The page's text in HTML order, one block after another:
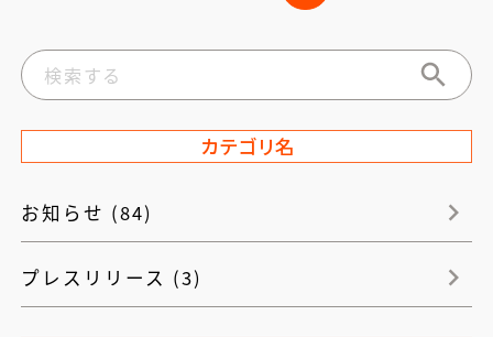
カテゴリ名
お知らせ (84)
プレスリリース (3)